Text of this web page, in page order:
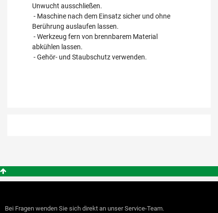
Unwucht ausschließen.
- Maschine nach dem Einsatz sicher und ohne
Berührung auslaufen lassen.
- Werkzeug fern von brennbarem Material
abkühlen lassen.
- Gehör- und Staubschutz verwenden.
Bei Fragen wenden Sie sich direkt an unser Service-Team.